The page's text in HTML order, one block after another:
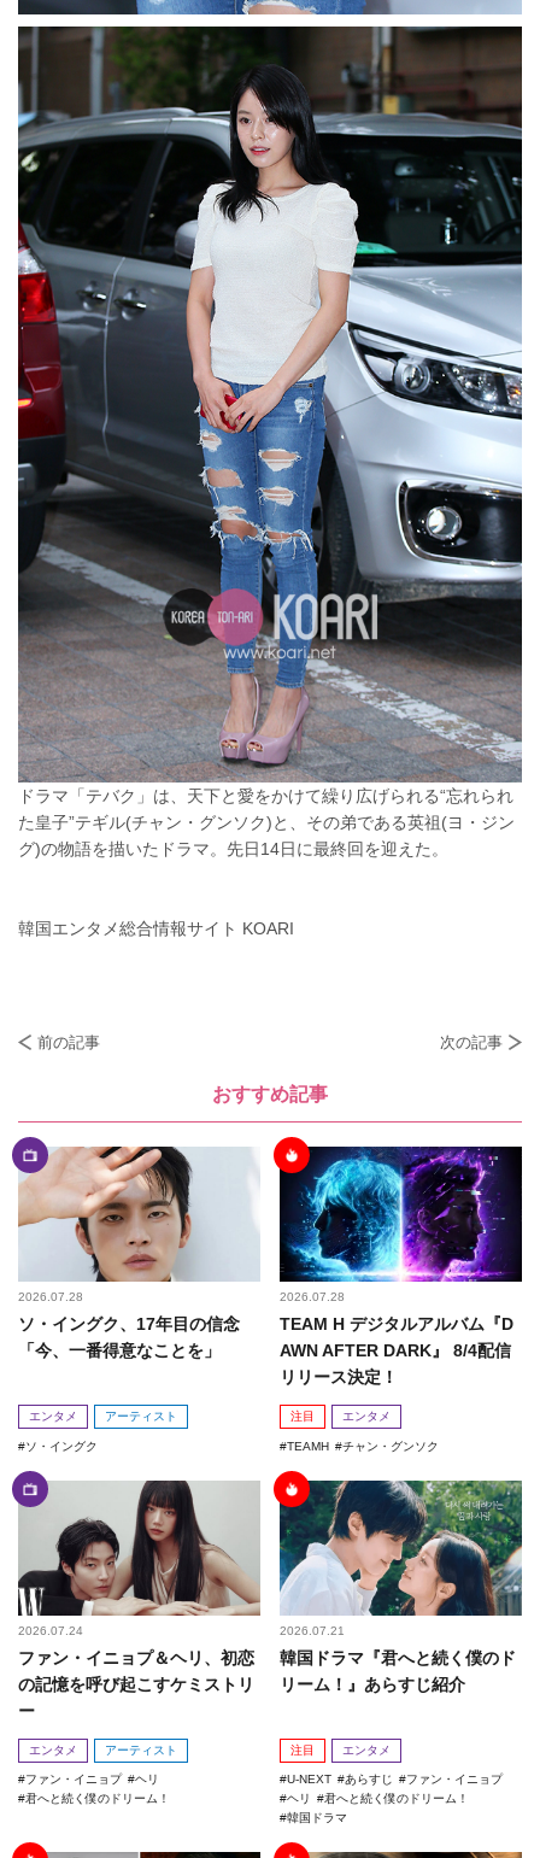
ドラマ「テバク」は、天下と愛をかけて繰り広げられる“忘れられ
た皇子”テギル(チャン・グンソク)と、その弟である英祖(ヨ・ジン
グ)の物語を描いたドラマ。先日14日に最終回を迎えた。
韓国エンタメ総合情報サイト KOARI
前の記事 次の記事
おすすめ記事
2026.07.28
ソ・イングク、17年目の信念
「今、一番得意なことを」
エンタメ アーティスト
ソ・イングク
2026.07.28
TEAM H デジタルアルバム『D
AWN AFTER DARK』 8/4配信
リリース決定！
注目 エンタメ
TEAMH チャン・グンソク
2026.07.24
ファン・イニョプ＆ヘリ、初恋
の記憶を呼び起こすケミストリ
ー
エンタメ アーティスト
ファン・イニョプ
ヘリ
君へと続く僕のドリーム！
2026.07.21
韓国ドラマ『君へと続く僕のド
リーム！』あらすじ紹介
注目 エンタメ
U-NEXT あらすじ
ファン・イニョプ
ヘリ
君へと続く僕のドリーム！
韓国ドラマ